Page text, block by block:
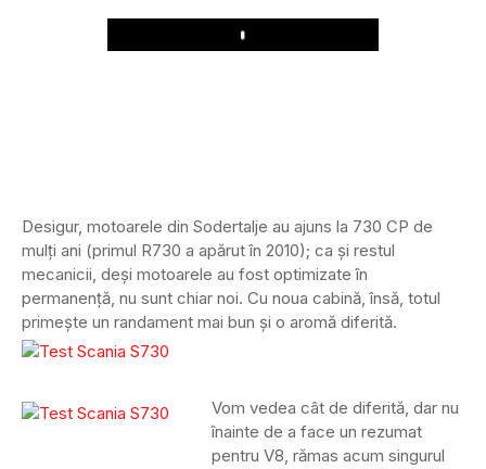
Play
Desigur, motoarele din Sodertalje au ajuns la 730 CP de
mulți ani (primul R730 a apărut în 2010); ca și restul
mecanicii, deși motoarele au fost optimizate în
permanență, nu sunt chiar noi. Cu noua cabină, însă, totul
primește un randament mai bun și o aromă diferită.
Vom vedea cât de diferită, dar nu
înainte de a face un rezumat
pentru V8, rămas acum singurul